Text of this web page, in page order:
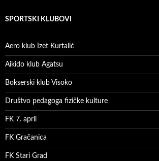
SPORTSKI KLUBOVI
Aero klub Izet Kurtalić
Aikido klub Agatsu
Bokserski klub Visoko
Društvo pedagoga fizičke kulture
FK 7. april
FK Gračanica
FK Stari Grad